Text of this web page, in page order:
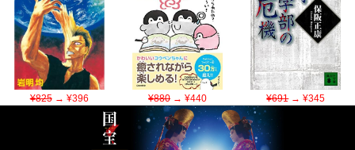
¥825→ ¥396 ¥880→ ¥440 ¥691→ ¥345